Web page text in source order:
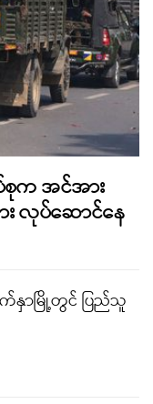
စုက အင်အား
း လုပ်ဆောင်နေ
က်နှာမြို့တွင် ပြည်သူ